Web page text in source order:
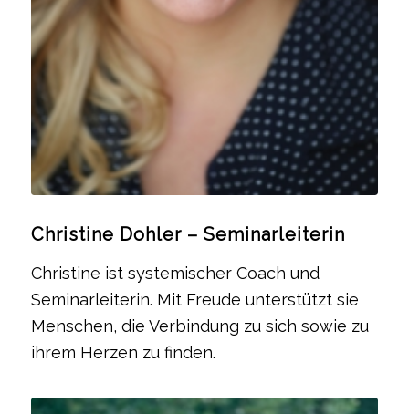
Christine Dohler – Seminarleiterin
Christine ist systemischer Coach und
Seminarleiterin. Mit Freude unterstützt sie
Menschen, die Verbindung zu sich sowie zu
ihrem Herzen zu finden.